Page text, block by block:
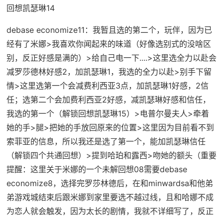
回想凯瑟琳14
debase economize11 ：我暂且选的第二个，玩伴，因为已
经有了米娜>我喜欢你闻起来的味道（好像选别式的没啥区
别，反正好感是满的）>给自己电一下....>这里选全力以赴会
减罗莎德林好感2，加凯瑟琳1，我选的全力以赴>别手下留
情>这里选第一个会减费利西亚3点，加凯瑟琳1好感，2信
任；选第二个会加费利西亚2好感，减凯瑟琳好感和信任，
我选的第一个（解锁回想凯瑟琳15）>电普尔曼夫人>牵着
她的手>腿>把她的手放回原来的位置>这里因为目前看不到
索菲亚的信息，所以我还是选了第一个，能加凯瑟琳信任
（解锁四个共通回想）>提到哈珀和露西>吻她的额头（重要
提醒：这里关于米娜的一个未解回想08需要debase
economize8，选择完罗莎林德后，在和minwardsa和他弟
弟游戏城结束后跟米娜到家里要选不越过线，且和哈娜不成
为恋人就会触发，因为太长的剧情，我就不详细写了，反正